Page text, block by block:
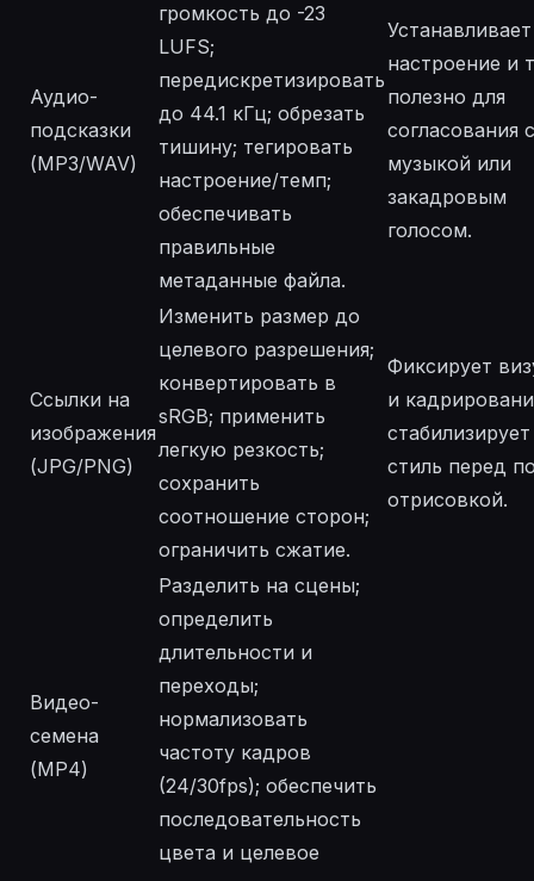
Аудио-
подсказки
(MP3/WAV)
громкость до -23
LUFS;
передискретизировать
до 44.1 кГц; обрезать
тишину; тегировать
настроение/темп;
обеспечивать
правильные
метаданные файла.
Устанавливает
настроение и
полезно для
согласования
музыкой или
закадровым
голосом.
Ссылки на
изображения
(JPG/PNG)
Изменить размер до
целевого разрешения;
конвертировать в
sRGB; применить
легкую резкость;
сохранить
соотношение сторон;
ограничить сжатие.
Фиксирует
и
стабилизирует
стиль перед
отрисовкой.
Видео-
семена
(MP4)
Разделить на сцены;
определить
длительности и
переходы;
нормализовать
частоту кадров
(24/30fps); обеспечить
последовательность
цвета и целевое